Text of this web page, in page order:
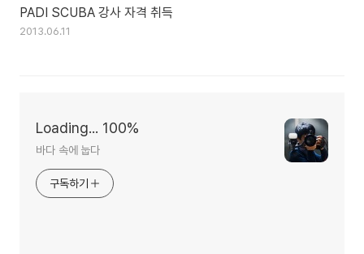
PADI SCUBA 강사 자격 취득
2013.06.11
Loading... 100%
바다 속에 눕다
구독하기